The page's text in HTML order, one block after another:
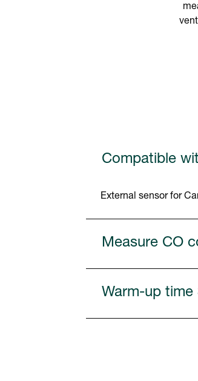
Compatible
External sensor for
Measure CO
Warm-up time